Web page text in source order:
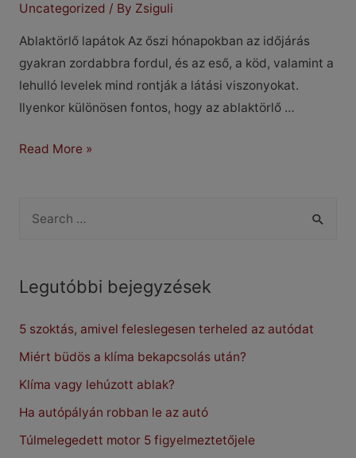
Uncategorized / By Zsiguli
Ablaktörlő lapátok Az őszi hónapokban az időjárás
gyakran zordabbra fordul, és az eső, a köd, valamint a
lehulló levelek mind rontják a látási viszonyokat.
Ilyenkor különösen fontos, hogy az ablaktörlő …
Ablaktörlő
Read More »
r
h
f
o
r
Legutóbbi bejegyzések
5 szoktás, amivel feleslegesen terheled az autódat
Miért büdös a klíma bekapcsolás után?
Klíma vagy lehúzott ablak?
Ha autópályán robban le az autó
Túlmelegedett motor 5 figyelmeztetőjele